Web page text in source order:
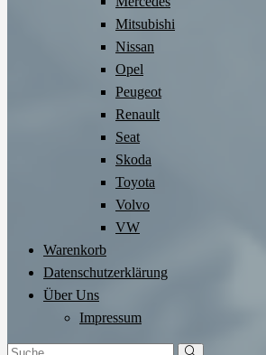
Mitsubishi
Nissan
Opel
Peugeot
Renault
Seat
Skoda
Toyota
Volvo
VW
Warenkorb
Datenschutzerklärung
Über Uns
Impressum